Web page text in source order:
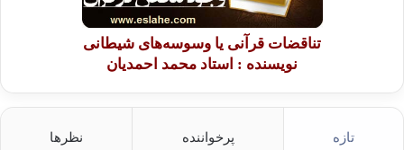
تناقضات قرآنی یا وسوسه‌های شیطانی
نویسنده : استاد محمد احمدیان
تازه پرخواننده نظرها